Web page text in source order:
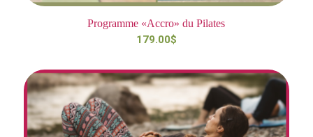
Programme «Accro» du Pilates
179.00$